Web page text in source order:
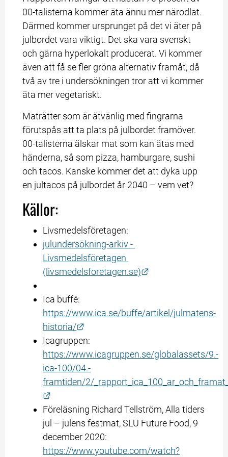
00-talisterna kommer äta ännu mer närodlat.
Därmed kommer ursprunget på det vi äter på
julbordet vara viktigt. Det ska vara svenskt
och gärna hyperlokalt producerat. Vi kommer
även att få se fler gröna alternativ framåt, då
två av tre i undersökningen tror att vi kommer
äta mer vegetariskt.
Maträtter som är ätvänlig med fingrarna
förutspås att ta plats på julbordet framöver.
00-talisterna älskar mat som kan ätas med
händerna, så som pizza, hamburgare, sushi
och tacos. Kanske kommer det att dyka upp
en jultacos på julbordet år 2040 – vem vet?
Källor:
Livsmedelsföretagen:
julundersökning-arkiv -
Livsmedelsföretagen
(livsmedelsforetagen.se)
Länk till annan
https://www.ica.se/buffe/artikel/julmatens-
historia/
Länk till annan webbplats.
https://www.icagruppen.se/globalassets/9.-
ica-100/04.-
framtiden/2/
Länk till annan webbplats.
Föreläsning Richard Tellström, Alla tiders
jul – julens festmat, SLU Future Food, 9
https://www.youtube.com/watch?